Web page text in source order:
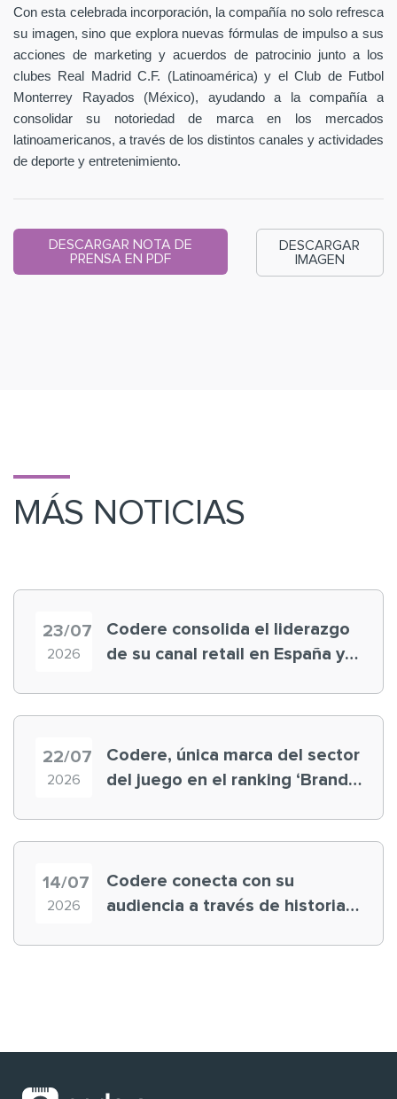
Con esta celebrada incorporación, la compañía no solo refresca
su imagen, sino que explora nuevas fórmulas de impulso a sus
acciones de marketing y acuerdos de patrocinio junto a los
clubes Real Madrid C.F. (Latinoamérica) y el Club de Futbol
Monterrey Rayados (México), ayudando a la compañía a
consolidar su notoriedad de marca en los mercados
latinoamericanos, a través de los distintos canales y actividades
de deporte y entretenimiento.
DESCARGAR NOTA DE
PRENSA EN PDF
DESCARGAR
IMAGEN
MÁS NOTICIAS
23/07
2026
Codere consolida el liderazgo
de su canal retail en España y
22/07
2026
Codere, única marca del sector
del juego en el ranking ‘Brand
14/07
2026
Codere conecta con su
audiencia a través de historias